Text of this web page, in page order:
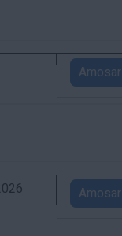
Amosar
Amosar